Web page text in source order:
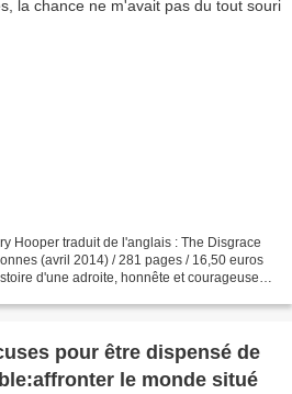
Hooper traduit de l'anglais : The Disgrace
(avril 2014) / 281 pages / 16,50 euros
d'une adroite, honnête et courageuse
pour être dispensé de
le monde situé